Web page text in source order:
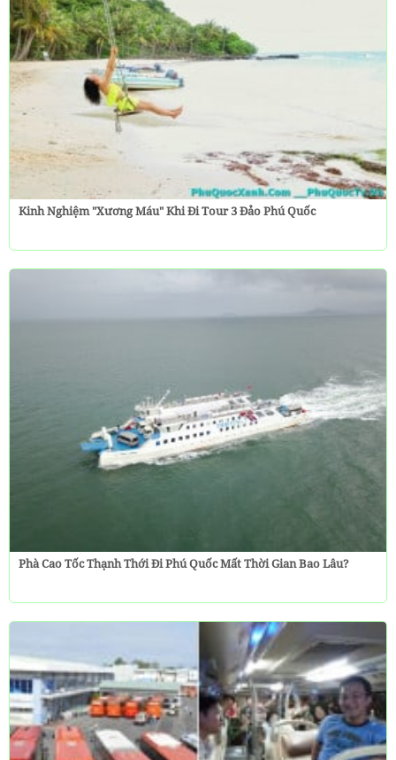
Kinh Nghiệm "Xương Máu" Khi Đi Tour 3 Đảo Phú Quốc
Phà Cao Tốc Thạnh Thới Đi Phú Quốc Mất Thời Gian Bao Lâu?